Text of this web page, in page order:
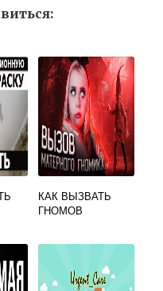
КАК ВЫЗВАТЬ
ГНОМОВ